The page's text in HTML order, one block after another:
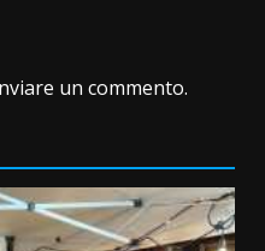
un commento.